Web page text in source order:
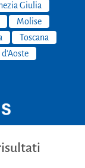
Giulia
Molise
Toscana
d'Aoste